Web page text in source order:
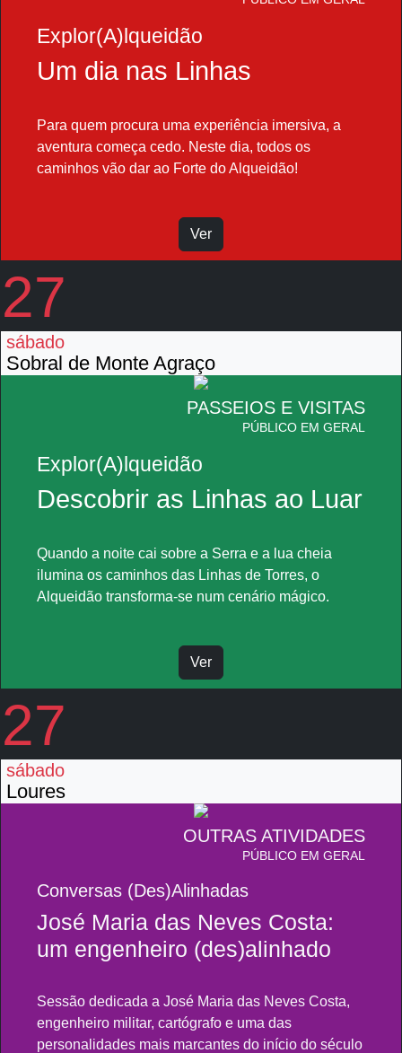
Explor(A)lqueidão
Um dia nas Linhas
Para quem procura uma experiência imersiva, a
aventura começa cedo. Neste dia, todos os
caminhos vão dar ao Forte do Alqueidão!
Ver
27
sábado
Sobral de Monte Agraço
PASSEIOS E VISITAS
PÚBLICO EM GERAL
Explor(A)lqueidão
Descobrir as Linhas ao Luar
Quando a noite cai sobre a Serra e a lua cheia
ilumina os caminhos das Linhas de Torres, o
Alqueidão transforma-se num cenário mágico.
Ver
27
sábado
Loures
OUTRAS ATIVIDADES
PÚBLICO EM GERAL
Conversas (Des)Alinhadas
José Maria das Neves Costa:
um engenheiro (des)alinhado
Sessão dedicada a José Maria das Neves Costa,
engenheiro militar, cartógrafo e uma das
personalidades mais marcantes do início do século